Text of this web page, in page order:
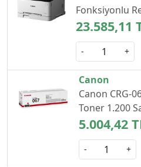
Fonksiyonlu
23.585,11
- +
Canon
Canon CRG-
Toner 1.200
5.004,42
- +